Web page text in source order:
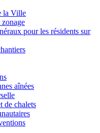
la Ville
pour les résidents sur
aînées
de chalets